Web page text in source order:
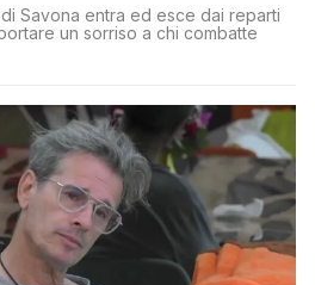
Savona entra ed esce dai reparti
un sorriso a chi combatte